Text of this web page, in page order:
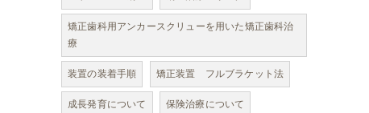
矯正歯科用アンカースクリューを用いた矯正歯科治
療
装置の装着手順
矯正装置 フルブラケット法
成長発育について
保険治療について